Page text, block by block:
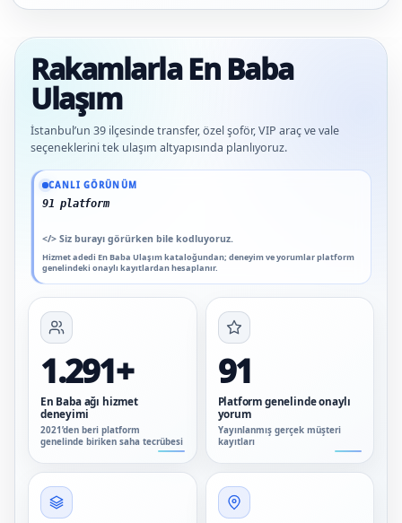
Rakamlarla En Baba
Ulaşım
İstanbul’un 39 ilçesinde transfer, özel şoför, VIP araç ve vale
seçeneklerini tek ulaşım altyapısında planlıyoruz.
CANLI GÖRÜNÜM
91 platform genelinde onaylı yorum
</> Siz burayı görürken bile kodluyoruz.
Hizmet adedi En Baba Ulaşım kataloğundan; deneyim ve yorumlar platform
genelindeki onaylı kayıtlardan hesaplanır.
Güncel veriler: 1.291+ En Baba ağı hizmet deneyimi; 91 platform genelinde
1.291+
En Baba ağı hizmet
deneyimi
2021’den beri platform
genelinde biriken saha tecrübesi
91
Platform genelinde onaylı
yorum
Yayınlanmış gerçek müşteri
kayıtları